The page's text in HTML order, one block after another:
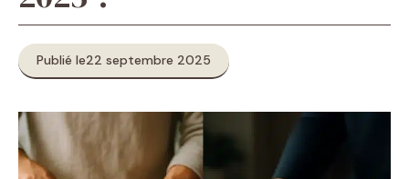
Publié le22 septembre 2025